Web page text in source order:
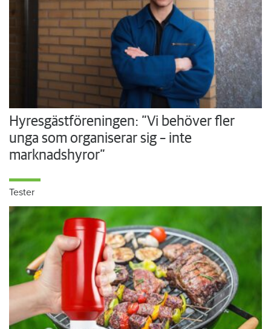
Hyresgästföreningen: ”Vi behöver fler
unga som organiserar sig – inte
marknadshyror”
Tester